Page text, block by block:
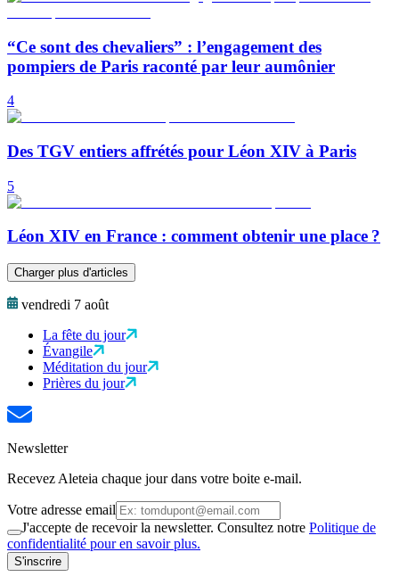
“Ce sont des chevaliers” : l’engagement des
pompiers de Paris raconté par leur aumônier
4
Des TGV entiers affrétés pour Léon XIV à Paris
5
Léon XIV en France : comment obtenir une place ?
Charger plus d'articles
vendredi 7 août
La fête du jour
Évangile
Méditation du jour
Prières du jour
Newsletter
Recevez Aleteia chaque jour dans votre boite e-mail.
Votre adresse email
J'accepte de recevoir la newsletter. Consultez notre Politique de
confidentialité pour en savoir plus.
S'inscrire